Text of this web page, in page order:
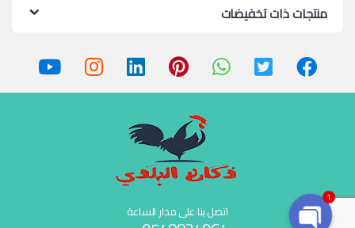
منتجات ذات تخفيضات
اتصل بنا على مدار الساعة
1